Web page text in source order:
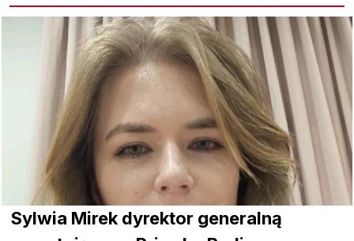
Sylwia Mirek dyrektor generalną